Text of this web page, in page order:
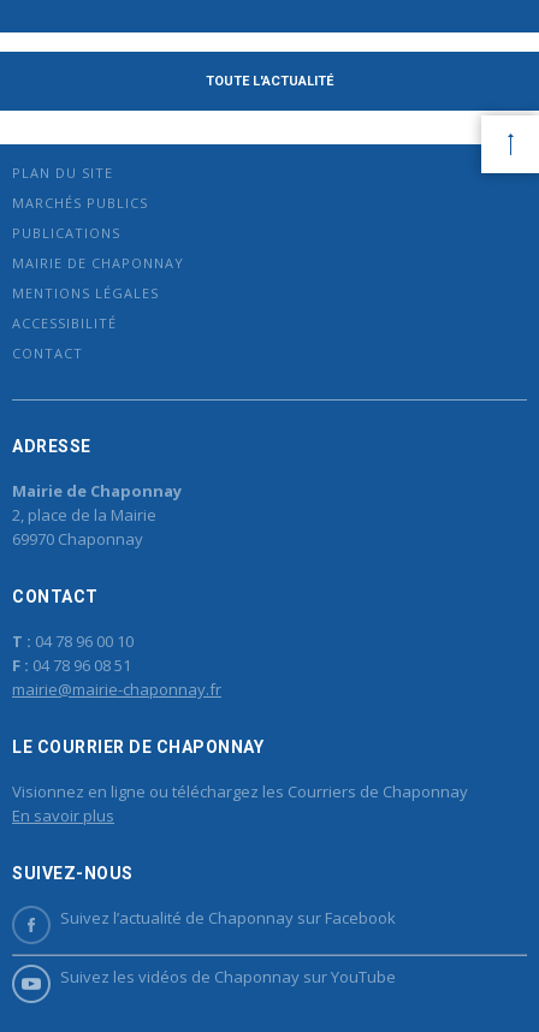
TOUTE L'ACTUALITÉ
PLAN DU SITE
MARCHÉS PUBLICS
PUBLICATIONS
MAIRIE DE CHAPONNAY
MENTIONS LÉGALES
ACCESSIBILITÉ
CONTACT
ADRESSE
Mairie de Chaponnay
2, place de la Mairie
69970 Chaponnay
CONTACT
T : 04 78 96 00 10
F : 04 78 96 08 51
mairie@mairie-chaponnay.fr
LE COURRIER DE CHAPONNAY
Visionnez en ligne ou téléchargez les Courriers de Chaponnay
En savoir plus
SUIVEZ-NOUS
Suivez l’actualité de Chaponnay sur Facebook
Suivez les vidéos de Chaponnay sur YouTube